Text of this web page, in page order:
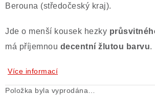
Výkup minerálů a drahých kamenů
Formulář pro odstoupení od smlouvy
Poučení o právu na odstoupení od smlouvy
Berouna (středočeský kraj).
Jde o menší kousek hezky
má příjemnou decentní žlutou barvu.
Více informací
Položka byla vyprodána…